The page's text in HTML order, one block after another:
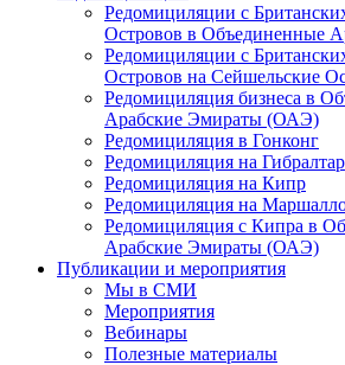
Редомициляции с
Островов в Объединенные
Редомициляции с
Островов на Сейшельские
Редомициляция бизнеса в
Арабские Эмираты (ОАЭ)
Редомициляция в Гонконг
Редомициляция на Гибралтар
Редомициляция на Кипр
Редомициляция на
Редомициляция с Кипра в
Арабские Эмираты (ОАЭ)
Публикации и мероприятия
Мы в СМИ
Мероприятия
Вебинары
Полезные материалы